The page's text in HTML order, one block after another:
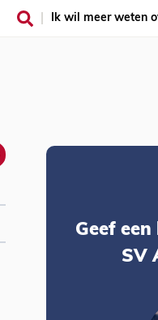
Ik wil meer weten
Geef
SV